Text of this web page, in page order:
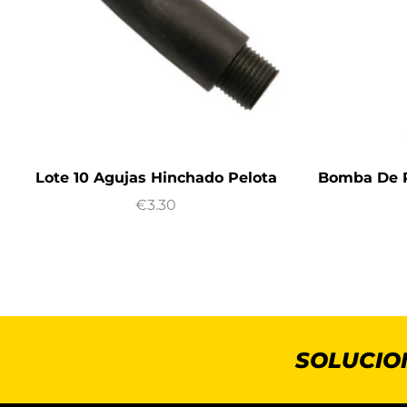
Lote 10 Agujas Hinchado Pelota
€3.30
Bomba De